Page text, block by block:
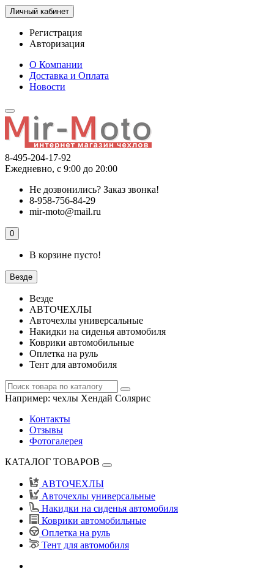
Личный кабинет
Регистрация
Авторизация
О Компании
Доставка и Оплата
Новости
8-495-204-17-92
Ежедневно, с 9:00 до 20:00
Не дозвонились? Заказ звонка!
8-958-756-84-29
mir-moto@mail.ru
0
В корзине пусто!
Везде
Везде
АВТОЧЕХЛЫ
Авточехлы универсальные
Накидки на сиденья автомобиля
Коврики автомобильные
Оплетка на руль
Тент для автомобиля
Например: чехлы Хендай Солярис
Контакты
Отзывы
Фотогалерея
КАТАЛОГ ТОВАРОВ
АВТОЧЕХЛЫ
Авточехлы универсальные
Накидки на сиденья автомобиля
Коврики автомобильные
Оплетка на руль
Тент для автомобиля